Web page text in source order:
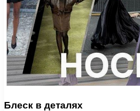
Блеск в деталях